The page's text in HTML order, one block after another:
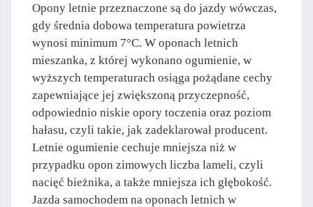
Opony letnie przeznaczone są do jazdy wówczas,
gdy średnia dobowa temperatura powietrza
wynosi minimum 7°C. W oponach letnich
mieszanka, z której wykonano ogumienie, w
wyższych temperaturach osiąga pożądane cechy
zapewniające jej zwiększoną przyczepność,
odpowiednio niskie opory toczenia oraz poziom
hałasu, czyli takie, jak zadeklarował producent.
Letnie ogumienie cechuje mniejsza niż w
przypadku opon zimowych liczba lameli, czyli
nacięć bieżnika, a także mniejsza ich głębokość.
Jazda samochodem na oponach letnich w